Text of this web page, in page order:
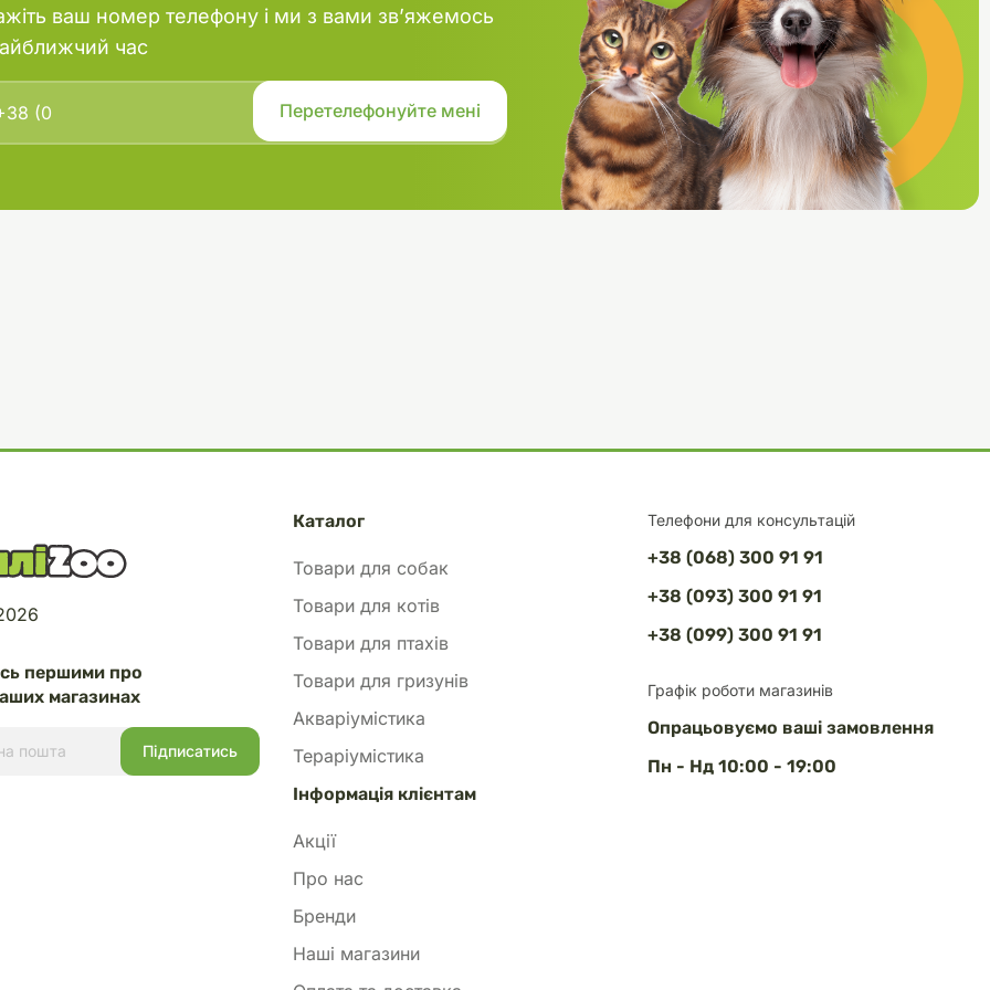
ваш номер телефону і ми з вами зв’яжемось
час
Телефони для консультацій
+38 (068) 300 91 91
+38 (093) 300 91 91
+38 (099) 300 91 91
Графік роботи магазинів
Опрацьовуємо ваші замовлення
Пн - Нд 10:00 - 19:00
першими про
магазинах
Каталог
Товари для собак
Товари для котів
Товари для птахів
Товари для гризунів
Акваріумістика
Тераріумістика
Інформація клієнтам
Акції
Про нас
Бренди
Наші магазини